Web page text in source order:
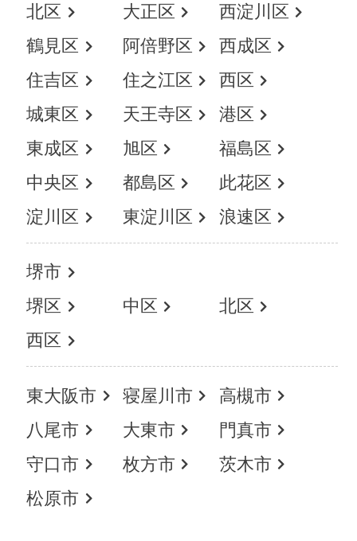
北区
大正区
西淀川区
鶴見区
阿倍野区
西成区
住吉区
住之江区
西区
城東区
天王寺区
港区
東成区
旭区
福島区
中央区
都島区
此花区
淀川区
東淀川区 浪速区
堺市
堺区
中区
北区
西区
東大阪市 寝屋川市
高槻市
八尾市
大東市
門真市
守口市
枚方市
茨木市
松原市